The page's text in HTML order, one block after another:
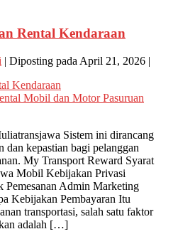
Rental Kendaraan
| Diposting pada April 21, 2026 |
Kendaraan
Sistem ini dirancang
dan kepastian bagi pelanggan
My Transport Reward Syarat
Mobil Kebijakan Privasi
Admin Marketing
Kebijakan Pembayaran Itu
transportasi, salah satu faktor
adalah […]